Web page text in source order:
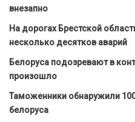
внезапно
На дорогах Брестской
несколько десятков аварий
Белоруса подозревают в
произошло
Таможенники обнаружили
белоруса